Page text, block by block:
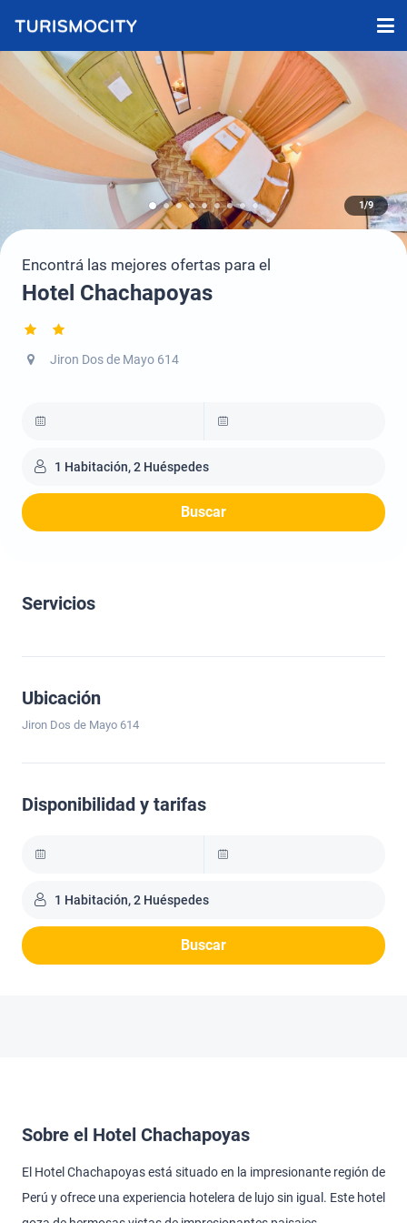
1/9
Encontrá las mejores ofertas para el
Hotel Chachapoyas
Jiron Dos de Mayo 614
1 Habitación, 2 Huéspedes
Buscar
Servicios
Ubicación
Jiron Dos de Mayo 614
Disponibilidad y tarifas
1 Habitación, 2 Huéspedes
Buscar
Sobre el Hotel Chachapoyas
El Hotel Chachapoyas está situado en la impresionante región de
Perú y ofrece una experiencia hotelera de lujo sin igual. Este hotel